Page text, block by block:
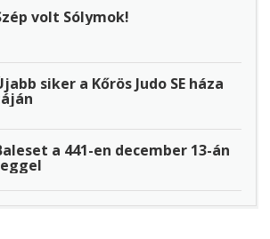
volt Sólymok!
siker a Kőrös Judo SE háza
a 441-en december 13-án